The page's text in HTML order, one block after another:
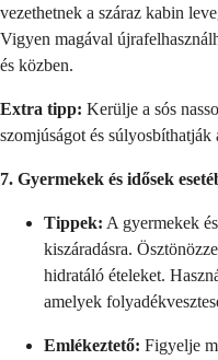
vezethetnek a száraz kabin
Vigyen magával
és közben.
Extra tipp: Kerülje a sós
szomjúságot és súlyosbíthatják
7. Gyermekek és idősek
Tippek: A gyermekek
kiszáradásra.
hidratáló ételeket.
amelyek
Emlékeztető: Figyelje